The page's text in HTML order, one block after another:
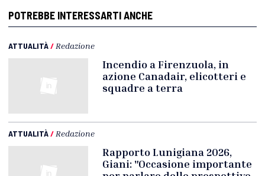
POTREBBE INTERESSARTI ANCHE
ATTUALITÀ/ Redazione
Incendio a Firenzuola, in
azione Canadair, elicotteri e
squadre a terra
ATTUALITÀ/ Redazione
Rapporto Lunigiana 2026,
Giani: "Occasione importante